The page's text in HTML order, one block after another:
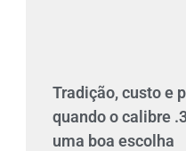
Tradição, custo e
quando o calibre
uma boa escolha